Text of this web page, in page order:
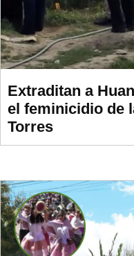
Extraditan a
el feminicidio de
Torres